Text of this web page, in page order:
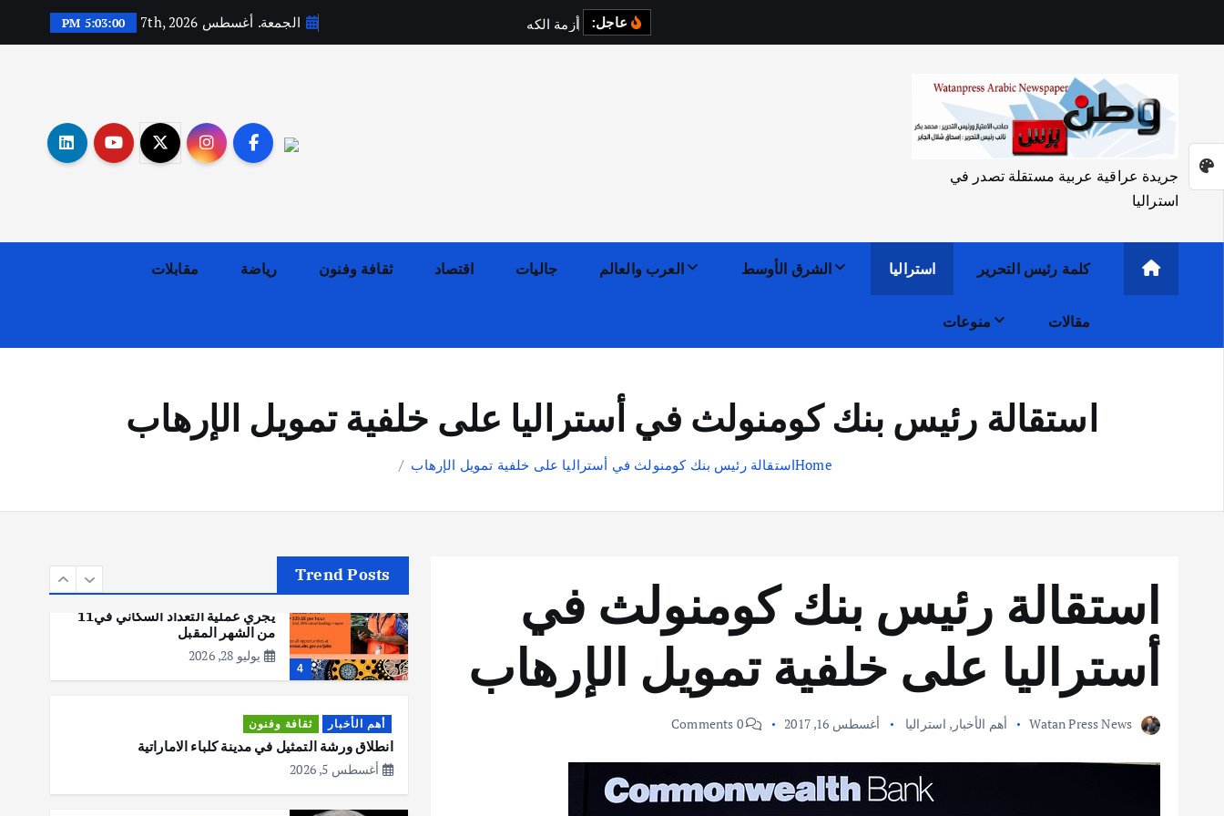
عاجل: أزمة ا كه رباء في الجمعة. أغسطس 7th, 2026 5:03:01 PM
جريدة عراقية عربية مستقلة تصدر في
استراليا
كلمة رئيس التحرير استراليا الشرق الأوسط العرب والعالم جاليات اقتصاد ثقافة وفنون رياضة مقابلات
مقالات منوعات
استقالة رئيس بنك كومنولث في أستراليا على خلفية تمويل الإرهاب
Homeاستقالة رئيس بنك كومنولث في أستراليا على خلفية تمويل الإرهاب
استقالة رئيس بنك كومنولث في
أستراليا على خلفية تمويل الإرهاب
Watan Press News أهم الأخبار , استراليا أغسطس 16, 2017 0 Comments
Trend Posts
يوليو 30, 2026
4
مكتب الإحصاءات الأسترالي (ABS)
يجري عملية التعداد السكاني في11
من الشهر المقبل
يوليو 28, 2026
أهم الأخبار ثقافة وفنون
انطلاق ورشة التمثيل في مدينة كلباء الاماراتية
أغسطس 5, 2026